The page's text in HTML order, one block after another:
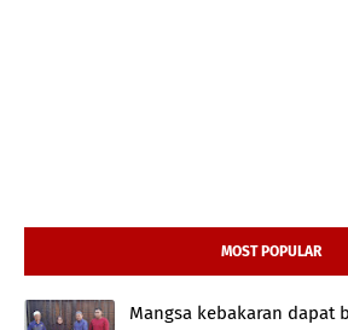
MOST POPULAR
Mangsa kebakaran dapat